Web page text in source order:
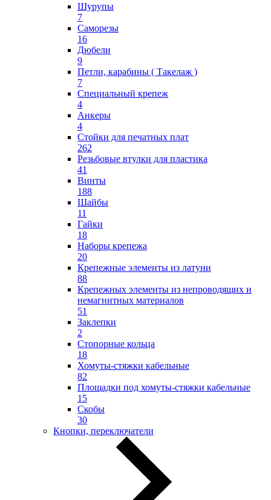
Шурупы
7
Саморезы
16
Дюбели
9
Петли, карабины ( Такелаж )
7
Специальный крепеж
4
Анкеры
4
Стойки для печатных плат
262
Резьбовые втулки для пластика
41
Винты
188
Шайбы
11
Гайки
18
Наборы крепежа
20
Крепежные элементы из латуни
88
Крепежных элементы из непроводящих и
немагнитных материалов
51
Заклепки
2
Стопорные кольца
18
Хомуты-стяжки кабельные
82
Площадки под хомуты-стяжки кабельные
15
Скобы
30
Кнопки, переключатели